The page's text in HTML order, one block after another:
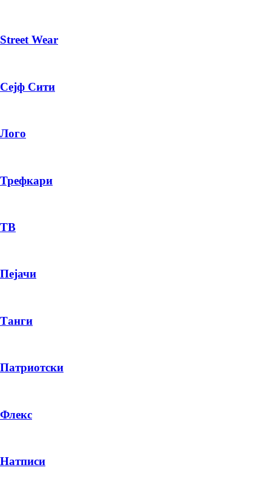
Street Wear
Сејф Сити
Лого
Трефкари
ТВ
Пејачи
Танги
Патриотски
Флекс
Натписи